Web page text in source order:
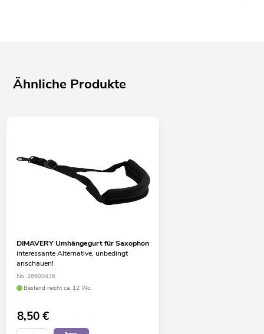
Ähnliche Produkte
DIMAVERY Umhängegurt für Saxophon
interessante Alternative, unbedingt
anschauen!
No. 26600436
Bestand reicht ca. 12 Wo.
8,50€